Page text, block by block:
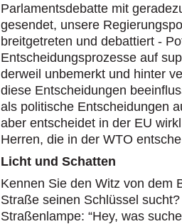
Parlamentsdebatte mit
gesendet, unsere
breitgetreten und debattiert -
Entscheidungsprozesse auf
derweil unbemerkt und hinter
diese Entscheidungen
als politische Entscheidungen
aber entscheidet in der EU
Herren, die in der WTO
Licht und Schatten
Kennen Sie den Witz von dem
Straße seinen Schlüssel
Straßenlampe: “Hey, was